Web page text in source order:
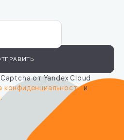
от Yandex Cloud
конфиденциальностии
.